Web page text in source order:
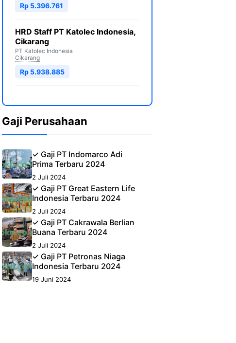
Rp 5.396.761
HRD Staff PT Katolec Indonesia,
Cikarang
PT Katolec Indonesia
Cikarang
Rp 5.938.885
Gaji Perusahaan
✓ Gaji PT Indomarco Adi
Prima Terbaru 2024
2 Juli 2024
✓ Gaji PT Great Eastern Life
Indonesia Terbaru 2024
2 Juli 2024
✓ Gaji PT Cakrawala Berlian
Buana Terbaru 2024
2 Juli 2024
✓ Gaji PT Petronas Niaga
Indonesia Terbaru 2024
19 Juni 2024